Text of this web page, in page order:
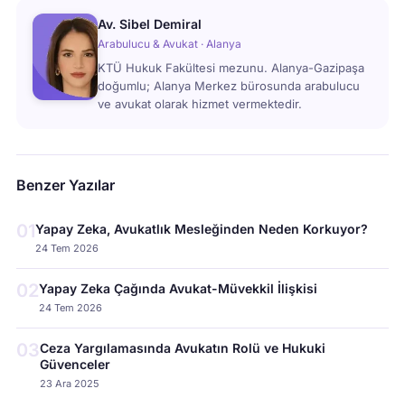
Av. Sibel Demiral
Arabulucu & Avukat · Alanya
KTÜ Hukuk Fakültesi mezunu. Alanya-Gazipaşa
doğumlu; Alanya Merkez bürosunda arabulucu
ve avukat olarak hizmet vermektedir.
Benzer Yazılar
01 Yapay Zeka, Avukatlık Mesleğinden Neden Korkuyor?
24 Tem 2026
02Yapay Zeka Çağında Avukat-Müvekkil İlişkisi
24 Tem 2026
03Ceza Yargılamasında Avukatın Rolü ve Hukuki
Güvenceler
23 Ara 2025